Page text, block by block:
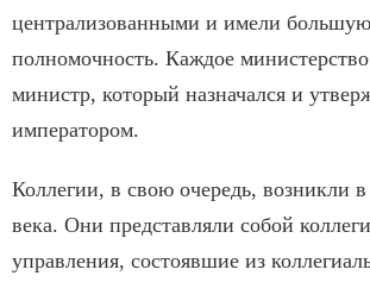
централизованными и имели большую
полномочность. Каждое министерство
министр, который назначался и
императором.
Коллегии, в свою очередь, возникли
века. Они представляли собой
управления, состоявшие из